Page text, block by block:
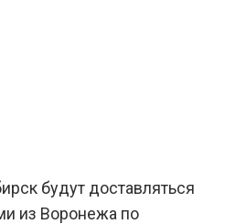
будут доставляться
из Воронежа по